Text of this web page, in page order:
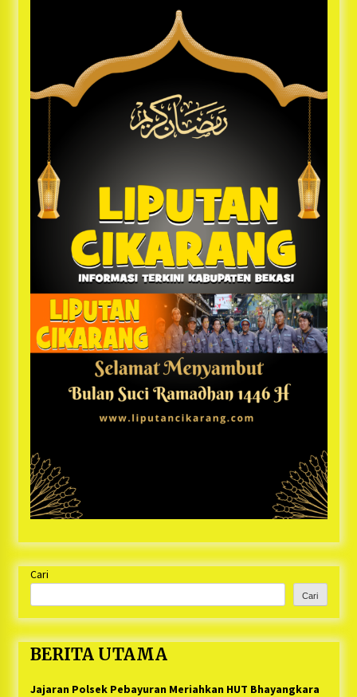
Support Camat Kedungwaringin Memberikan
Logistik Ke Posko Jurpala Kosmi
1 tahun ago
Ucapan Terimakasih Ketua Umum Jurpala
Indonesia dan KOSMI Indonesia Atas Respon
Cepat Polres Metro Bekasi dan Polsek Cikarang
Timur yang Tangkap Oknum Ormas Terkait
Pengusiran Pendirian Posko
1 tahun ago
Kodim 0509 Kabupaten Bekasi Terima 20
Jelang Ramadhan, Kecamatan Cikarang Pusat
Gelar STQ ke-VII
1 tahun ago
Cari
Cari
BERITA UTAMA
Jajaran Polsek Pebayuran Meriahkan HUT Bhayangkara